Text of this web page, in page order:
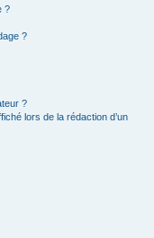
?
?
?
lors de la rédaction d’un